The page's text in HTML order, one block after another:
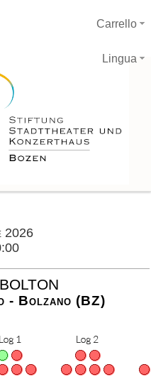
Carrello
Lingua
2026
- Bolzano (BZ)